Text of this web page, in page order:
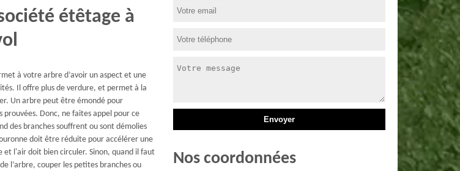
étêtage à
à votre arbre d’avoir un aspect et une
Il offre plus de verdure, et permet à la
Un arbre peut être émondé pour
prouvées. Donc, ne faites appel pour ce
des branches souffrent ou sont démolies
doit être réduite pour accélérer une
et l'air doit bien circuler. Sinon, quand il faut
l’arbre, couper les petites branches ou
Nos coordonnées